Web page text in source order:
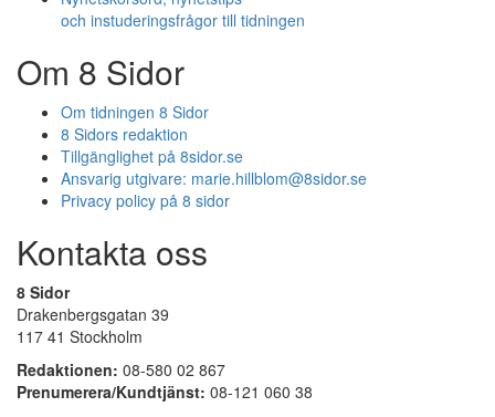
och instuderingsfrågor till tidningen
Om 8 Sidor
Om tidningen 8 Sidor
8 Sidors redaktion
Tillgänglighet på 8sidor.se
Ansvarig utgivare: marie.hillblom@8sidor.se
Privacy policy på 8 sidor
Kontakta oss
8 Sidor
Drakenbergsgatan 39
117 41 Stockholm
Redaktionen: 08-580 02 867
Prenumerera/Kundtjänst: 08-121 060 38